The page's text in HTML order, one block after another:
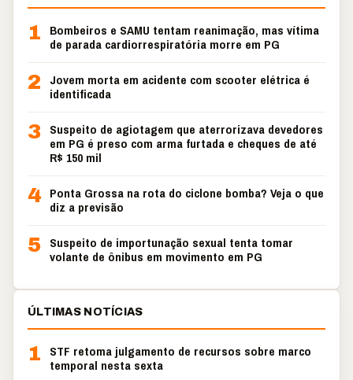
1
Bombeiros e SAMU tentam reanimação, mas vítima
de parada cardiorrespiratória morre em PG
2
Jovem morta em acidente com scooter elétrica é
identificada
3 Suspeito de agiotagem que aterrorizava devedores
em PG é preso com arma furtada e cheques de até
R$ 150 mil
4 Ponta Grossa na rota do ciclone bomba? Veja o que
diz a previsão
5 Suspeito de importunação sexual tenta tomar
volante de ônibus em movimento em PG
ÚLTIMAS NOTÍCIAS
1
STF retoma julgamento de recursos sobre marco
temporal nesta sexta